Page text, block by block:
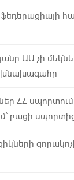
ԱԱ չի
ՀՀ
բացի